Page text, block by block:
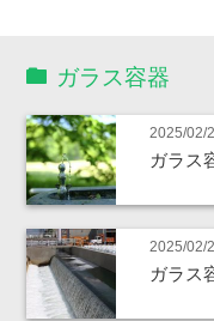
ガラス容器
2025/02/
ガラス
2025/02/
ガラス